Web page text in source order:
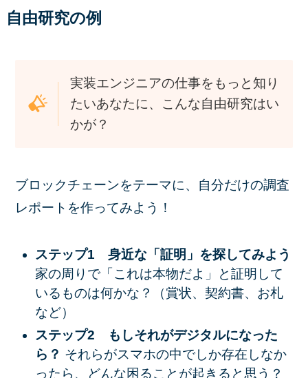
自由研究の例
実装エンジニアの仕事をもっと知り
たいあなたに、こんな自由研究はい
かが？
ブロックチェーンをテーマに、自分だけの調査
レポートを作ってみよう！
ステップ1 身近な「証明」を探してみよう
家の周りで「これは本物だよ」と証明して
いるものは何かな？（賞状、契約書、お札
など）
ステップ2 もしそれがデジタルになった
ら？ それらがスマホの中でしか存在しなか
ったら、どんな困ることが起きると思う？